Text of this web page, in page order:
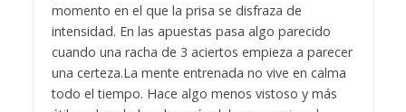
momento en el que la prisa se disfraza de
intensidad. En las apuestas pasa algo parecido
cuando una racha de 3 aciertos empieza a parecer
una certeza.La mente entrenada no vive en calma
todo el tiempo. Hace algo menos vistoso y más